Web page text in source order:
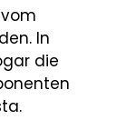
In
die